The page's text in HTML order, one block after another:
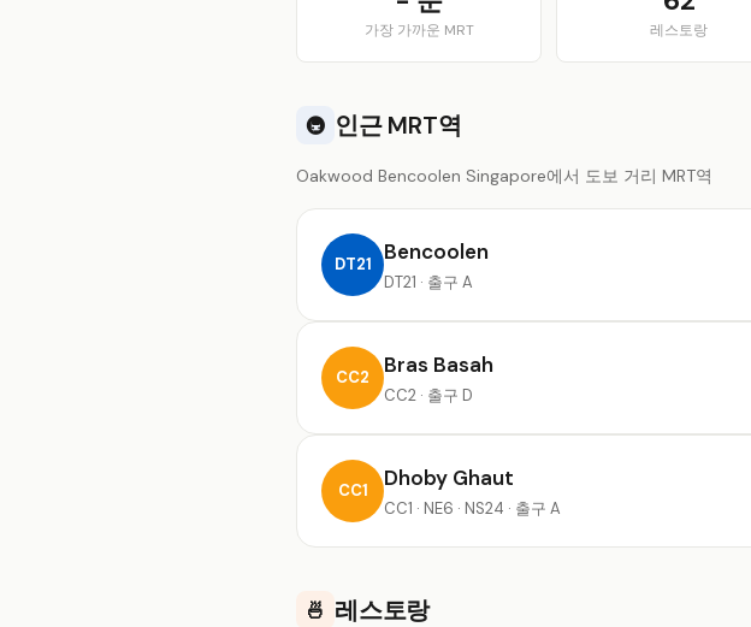
가장 가까운 MRT 레스토랑
🚇 인근 MRT역
Oakwood Bencoolen Singapore에서 도보 거리 MRT역
DT21 Bencoolen
DT21 · 출구 A
CC2 Bras Basah
CC2 · 출구 D
CC1 Dhoby Ghaut
CC1 · NE6 · NS24 · 출구 A
🍜 레스토랑